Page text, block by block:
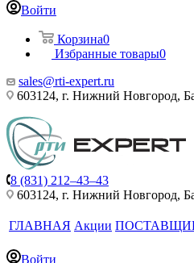
Войти
Корзина0
Избранные товары0
sales@rti-expert.ru
603124, г. Нижний Новгород,
8 (831) 212–43–43
603124, г. Нижний Новгород,
ГЛАВНАЯ Акции
Войти